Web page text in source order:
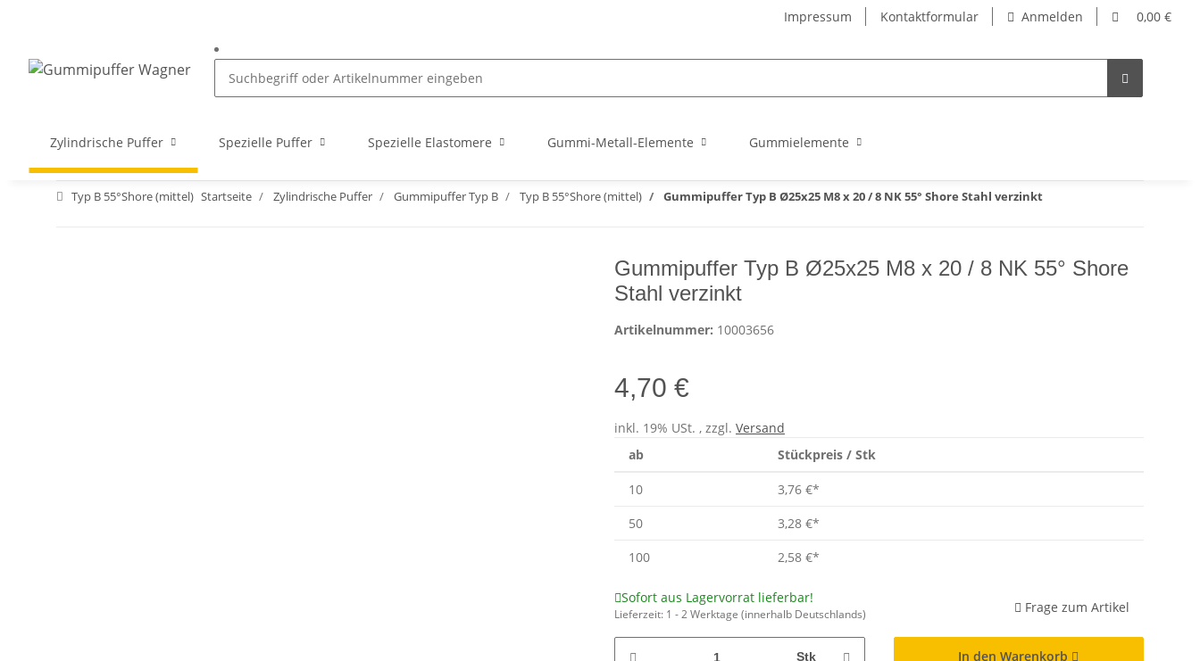
Impressum Kontaktformular Anmelden 0,00 €
Zylindrische Puffer Spezielle Puffer Spezielle Elastomere Gummi-Metall-Elemente Gummielemente
Typ B 55°Shore (mittel) Startseite Zylindrische Puffer Gummipuffer Typ B Typ B 55°Shore (mittel) Gummipuffer Typ B Ø25x25 M8 x 20 / 8 NK 55° Shore Stahl verzinkt
Gummipuffer Typ B Ø25x25 M8 x 20 / 8 NK 55° Shore
Stahl verzinkt
Artikelnummer: 10003656
4,70 €
inkl. 19% USt. , zzgl. Versand
ab
Stückpreis / Stk
10 3,76 €*
50
3,28 €*
100
2,58 €*
Sofort aus Lagervorrat lieferbar!
Lieferzeit: 1 - 2 Werktage (innerhalb Deutschlands) Frage zum Artikel
Stk In den Warenkorb